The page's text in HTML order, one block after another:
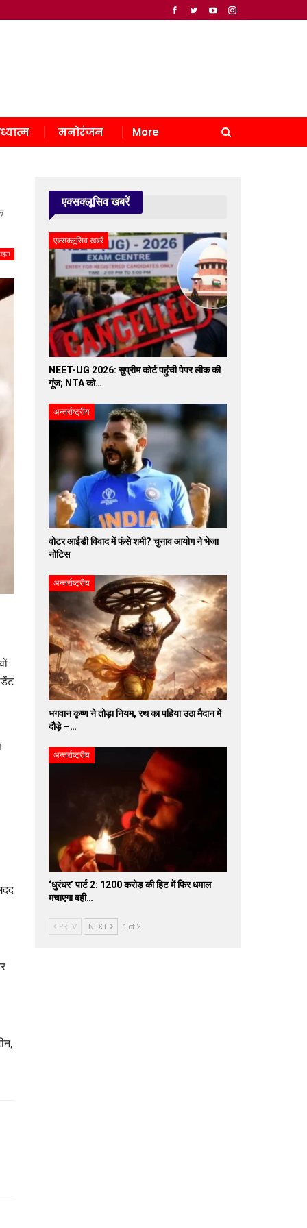
मनोरंजन More
एक्सक्लूसिव खबरें
एक्सक्लूसिव खबरें
NEET-UG 2026: सुप्रीम कोर्ट पहुंची पेपर लीक की
गूंज; NTA को…
अन्तर्राष्ट्रीय
वोटर आईडी विवाद में फंसे शमी? चुनाव आयोग ने भेजा
नोटिस
अन्तर्राष्ट्रीय
भगवान कृष्ण ने तोड़ा नियम, रथ का पहिया उठा मैदान में
दौड़े –…
अन्तर्राष्ट्रीय
‘धुरंधर’ पार्ट 2: 1200 करोड़ की हिट में फिर धमाल
मचाएगा वही…
PREV NEXT 1 of 2